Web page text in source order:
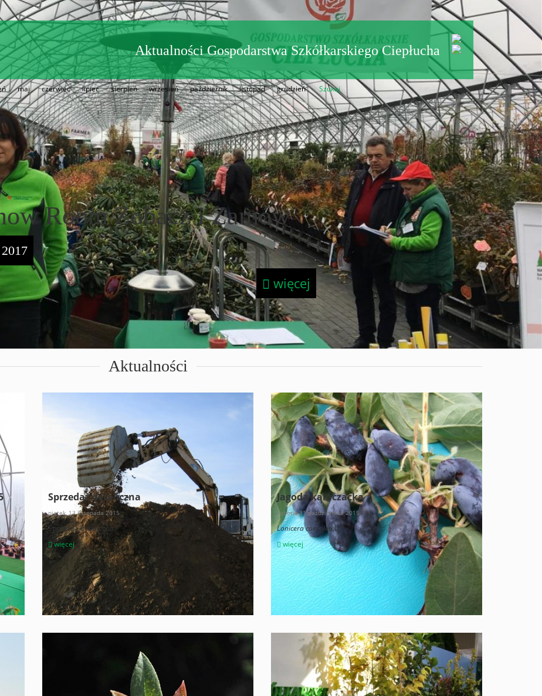
Aktualności Gospodarstwa Szkółkarskiego Ciepłucha
maj czerwiec lipiec sierpień wrzesień październik listopad grudzień Szukaj
Room Zobacz i Zamów
więcej
Aktualności
Sprzedaż detaliczna
piątek, 13 listopada 2015
Sprzedaż detaliczna
więcej
Jagoda kamczacka
sobota, 31 października 2015
Lonicera caeruleaL.
więcej